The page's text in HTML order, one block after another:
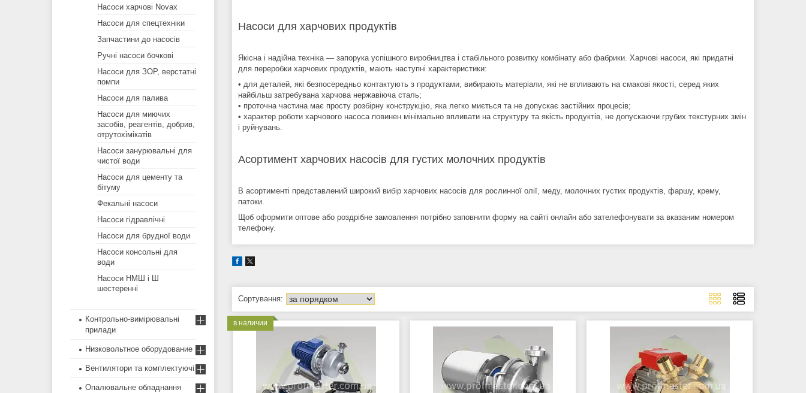
Насоси для харчових продуктів
Якісна і надійна техніка — запорука успішного виробництва і стабільного розвитку комбінату або фабрики. Харчові насоси, які придатні
для переробки харчових продуктів, мають наступні характеристики:
• для деталей, які безпосередньо контактують з продуктами, вибирають матеріали, які не впливають на смакові якості, серед яких
найбільш затребувана харчова нержавіюча сталь;
• проточна частина має просту розбірну конструкцію, яка легко миється та не допускає застійних процесів;
• характер роботи харчового насоса повинен мінімально впливати на структуру та якість продуктів, не допускаючи грубих текстурних змін
і руйнувань.
Асортимент харчових насосів для густих молочних продуктів
В асортименті представлений широкий вибір харчових насосів для рослинної олії, меду, молочних густих продуктів, фаршу, крему,
патоки.
Щоб оформити оптове або роздрібне замовлення потрібно заповнити форму на сайті онлайн або зателефонувати за вказаним номером
телефону.
в наличии
Насоси харчові Novax
Насоси для спецтехніки
Запчастини до насосів
Ручні насоси бочкові
Насоси для ЗОР, верстатні
помпи
Насоси для палива
Насоси для миючих
засобів, реагентів, добрив,
отрутохімікатів
Насоси занурювальні для
чистої води
Насоси для цементу та
бітуму
Фекальні насоси
Насоси гідравлічні
Насоси для брудної води
Насоси консольні для
води
Насоси НМШ і Ш
шестеренні
Контрольно-вимірювальні
прилади
Низковольтное оборудование
Вентилятори та комплектуючі
Опалювальне обладнання